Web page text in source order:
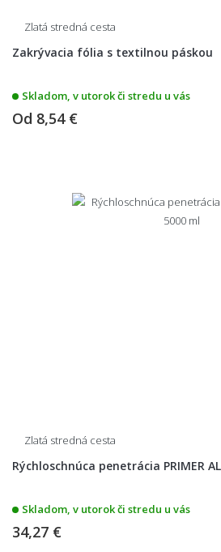
Zlatá stredná cesta
Zakrývacia fólia s textilnou páskou
Skladom, v utorok či stredu u vás
Od 8,54 €
Zlatá stredná cesta
Rýchloschnúca penetrácia PRIMER
Skladom, v utorok či stredu u vás
34,27 €